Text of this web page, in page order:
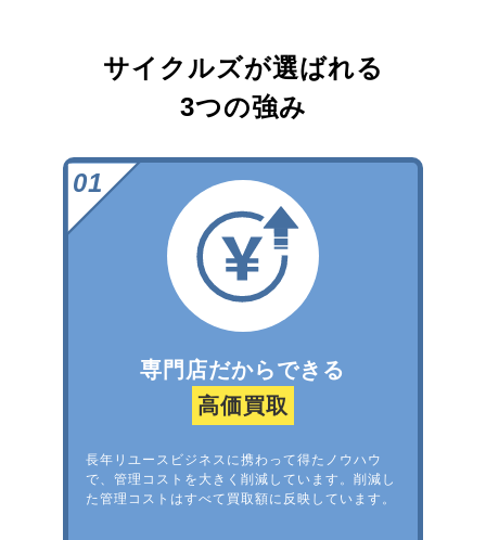
サイクルズが選ばれる
3つの強み
専門店だからできる
高価買取
長年リユースビジネスに携わって得たノウハウ
で、管理コストを大きく削減しています。削減し
た管理コストはすべて買取額に反映しています。